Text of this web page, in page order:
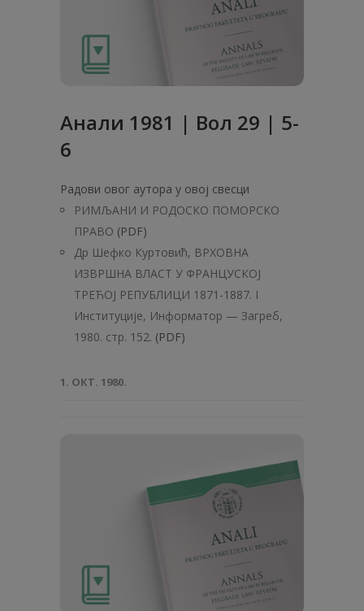
Анaли 1981 | Вол 29 | 5-
6
Радови овог аутора у овој свесци
РИМЉАНИ И РОДОСКО ПОМОРСКО
ПРАВО (PDF)
Др Шефко Куртовић, ВРХОВНА
ИЗВРШНА ВЛАСТ У ФРАНЦУСКОЈ
ТРЕЋОЈ РЕПУБЛИЦИ 1871-1887. I
Институције, Информатор — Загреб,
1980. стр. 152. (PDF)
1. ОКТ. 1980.